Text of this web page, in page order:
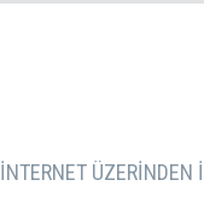
İNTERNET ÜZERINDEN